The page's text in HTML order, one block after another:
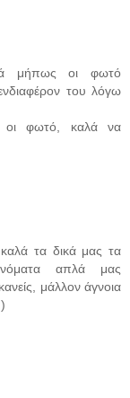
μήπως οι φωτό
του λόγω
οι φωτό, καλά να
τα δικά μας τα
απλά μας
μάλλον άγνοια